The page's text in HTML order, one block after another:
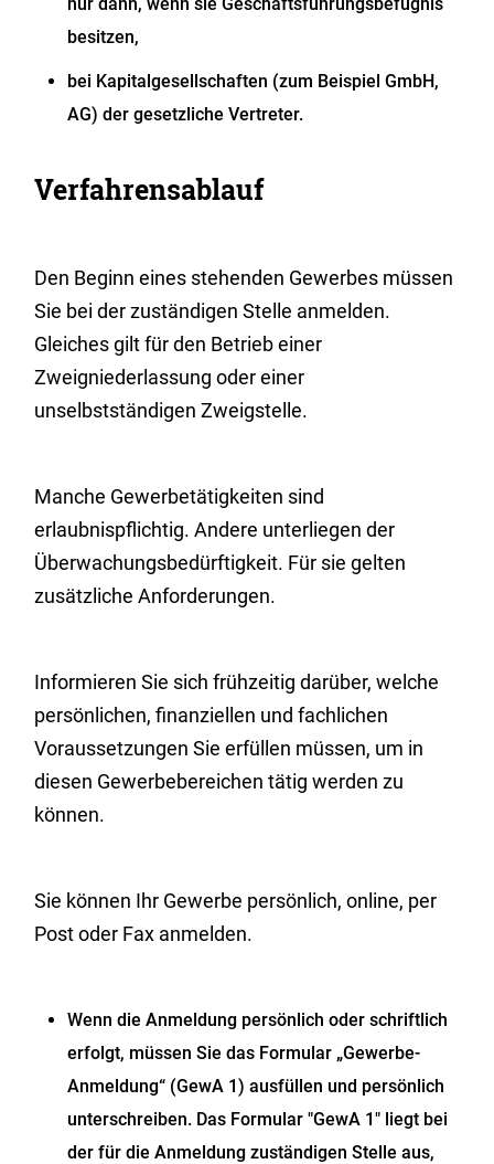
besitzen,
bei Kapitalgesellschaften (zum Beispiel GmbH,
AG) der gesetzliche Vertreter.
Verfahrensablauf
Den Beginn eines stehenden Gewerbes müssen
Sie bei der zuständigen Stelle anmelden.
Gleiches gilt für den Betrieb einer
Zweigniederlassung oder einer
unselbstständigen Zweigstelle.
Manche Gewerbetätigkeiten sind
erlaubnispflichtig. Andere unterliegen der
Überwachungsbedürftigkeit. Für sie gelten
zusätzliche Anforderungen.
Informieren Sie sich frühzeitig darüber, welche
persönlichen, finanziellen und fachlichen
Voraussetzungen Sie erfüllen müssen, um in
diesen Gewerbebereichen tätig werden zu
können.
Sie können Ihr Gewerbe persönlich, online, per
Post oder Fax anmelden.
Wenn die Anmeldung persönlich oder schriftlich
erfolgt, müssen Sie das Formular „Gewerbe-
Anmeldung“ (GewA 1) ausfüllen und persönlich
unterschreiben. Das Formular "GewA 1" liegt bei
der für die Anmeldung zuständigen Stelle aus,